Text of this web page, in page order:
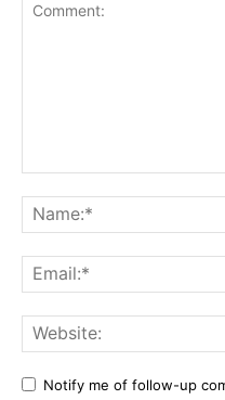
Notify me of follow-up